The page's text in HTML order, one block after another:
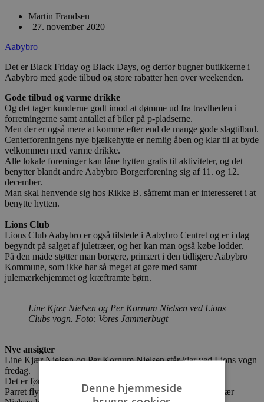
Martin Frandsen
| 27. november 2020
Aabybro
Det er Black Friday og Black Days, og derfor bugner butikkerne i
Aabybro med gode tilbud og store rabatter hen over weekenden.
Gode tilbud og varme drikke
Og det tager kunderne godt imod at dømme ud fra travlheden i
forretningerne samt antallet af biler på p-pladserne.
Men der er også mere at komme efter end de mange gode slagtilbud.
Centerforeningens nye bjælkehytte er nemlig åben og klar til at byde
velkommen med varme drikke.
Alle lokale foreninger kan låne hytten gratis til aktiviteter, og det
benytter blandt andre Aabybro Borgerforening sig af 11. og 12.
december.
Man skal henvende sig hos Rikke B. såfremt man er interesseret i at
benytte hytten.
Lions Club
Lions Club Aabybro er også tilstede i Aabybro Centret og er i dag
begyndt på salget af juletræer, og her kan man også købe lodder.
På den måde støtter man borgere, primært i den tidligere Aabybro
Kommune, som ikke har så meget at gøre med samt
julemærkehjemmet og kræftramte børn.
Line Kjær Nielsen og Per Kornum Nielsen ved Lions
Clubs vogn. Foto: Vores Jammerbugt
Nye ansigter
Line Kjær Nielsen og Per Kornum Nielsen står klar ved Lions vogn
fredag.
Det er første gang, de er med til at sælge for Lions Club.
Parret flyttede nemlig til Aabybro i januar 2019, da Line Kjær
Denne hjemmeside